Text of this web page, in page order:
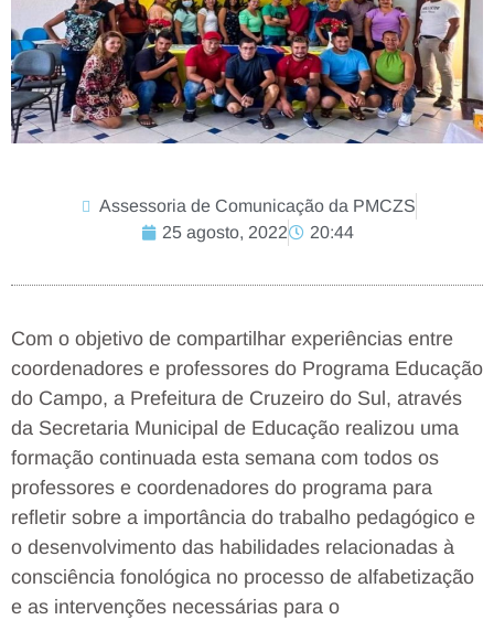
Assessoria de Comunicação da PMCZS
25 agosto, 2022
20:44
Com o objetivo de compartilhar experiências entre
coordenadores e professores do Programa Educação
do Campo, a Prefeitura de Cruzeiro do Sul, através
da Secretaria Municipal de Educação realizou uma
formação continuada esta semana com todos os
professores e coordenadores do programa para
refletir sobre a importância do trabalho pedagógico e
o desenvolvimento das habilidades relacionadas à
consciência fonológica no processo de alfabetização
e as intervenções necessárias para o